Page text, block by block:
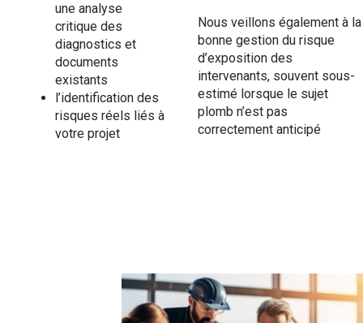
une analyse
critique des
diagnostics et
documents
existants
l’identification des
risques réels liés à
votre projet
Nous veillons également à la
bonne gestion du risque
d’exposition des
intervenants, souvent sous-
estimé lorsque le sujet
plomb n’est pas
correctement anticipé